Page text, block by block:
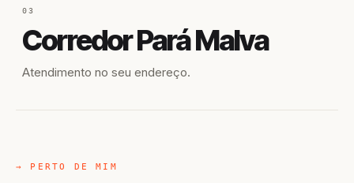
03
Corredor Pará Malva
Atendimento no seu endereço.
→ PERTO DE MIM